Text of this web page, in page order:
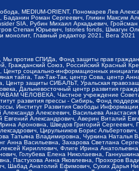
MEDIUM-ORIENT, Пономарев Лев
Роман Сергеевич, Гликин Максим
SIA, Рубин Михаил Аркадьевич,
Степан Юрьевич, Istories fonds, Шмагун
Главный редактор 2021, Вега 2021
против СПИДа, Фонд защиты прав
Гражданский Союз, Российский Красный
Центр социально-информационных
тайга, Так-Так-Так, центр Сова, центр
защиты СИБАЛЬТ, Уральская
Дальневосточный центр развития
ЧЕЛОВЕКА, Частное учреждение
развития прессы - Сибирь, Фонд
Институт Развития Свободы
Алексеевич, Васильева Анастасия
Александрович, Аверин Виталий
Ароновна, Шведов Григорий Сергеевич,
Цирульников Борис
Татьяна Владимировна, Чуркина Наталья
Анна Васильевна, Захарова Светлана
Кириллович, Флиге Ирина
Голубева Елена Николаевна,
Пастухова Анна Яковлевна, Прохоров
Шабад Анатолий Ефимович, Сухих Дарья